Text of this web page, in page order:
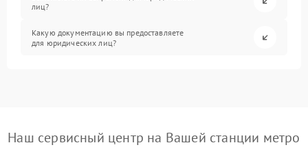
лиц?
Какую документацию вы предоставляете
для юридических лиц?
Наш сервисный центр на Вашей станции метро